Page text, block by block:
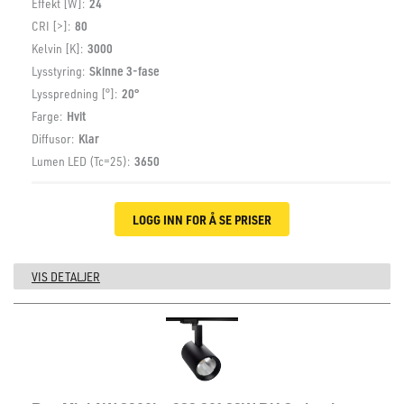
Effekt [W]: 24
CRI [>]: 80
Kelvin [K]: 3000
Lysstyring: Skinne 3-fase
Lysspredning [°]: 20°
Farge: Hvit
Diffusor: Klar
Lumen LED (Tc=25): 3650
LOGG INN FOR Å SE PRISER
VIS DETALJER